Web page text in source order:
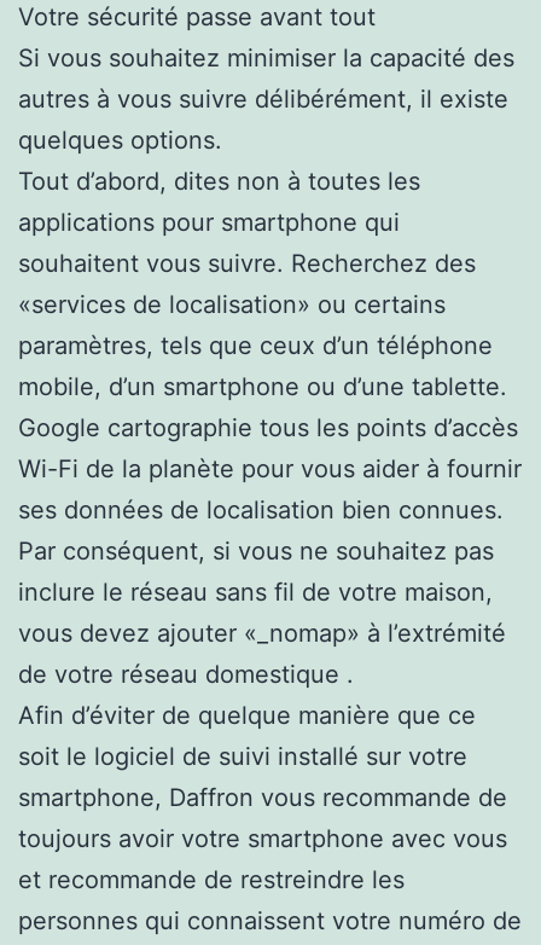
Votre sécurité passe avant tout
Si vous souhaitez minimiser la capacité des
autres à vous suivre délibérément, il existe
quelques options.
Tout d’abord, dites non à toutes les
applications pour smartphone qui
souhaitent vous suivre. Recherchez des
«services de localisation» ou certains
paramètres, tels que ceux d’un téléphone
mobile, d’un smartphone ou d’une tablette.
Google cartographie tous les points d’accès
Wi-Fi de la planète pour vous aider à fournir
ses données de localisation bien connues.
Par conséquent, si vous ne souhaitez pas
inclure le réseau sans fil de votre maison,
vous devez ajouter «_nomap» à l’extrémité
de votre réseau domestique .
Afin d’éviter de quelque manière que ce
soit le logiciel de suivi installé sur votre
smartphone, Daffron vous recommande de
toujours avoir votre smartphone avec vous
et recommande de restreindre les
personnes qui connaissent votre numéro de